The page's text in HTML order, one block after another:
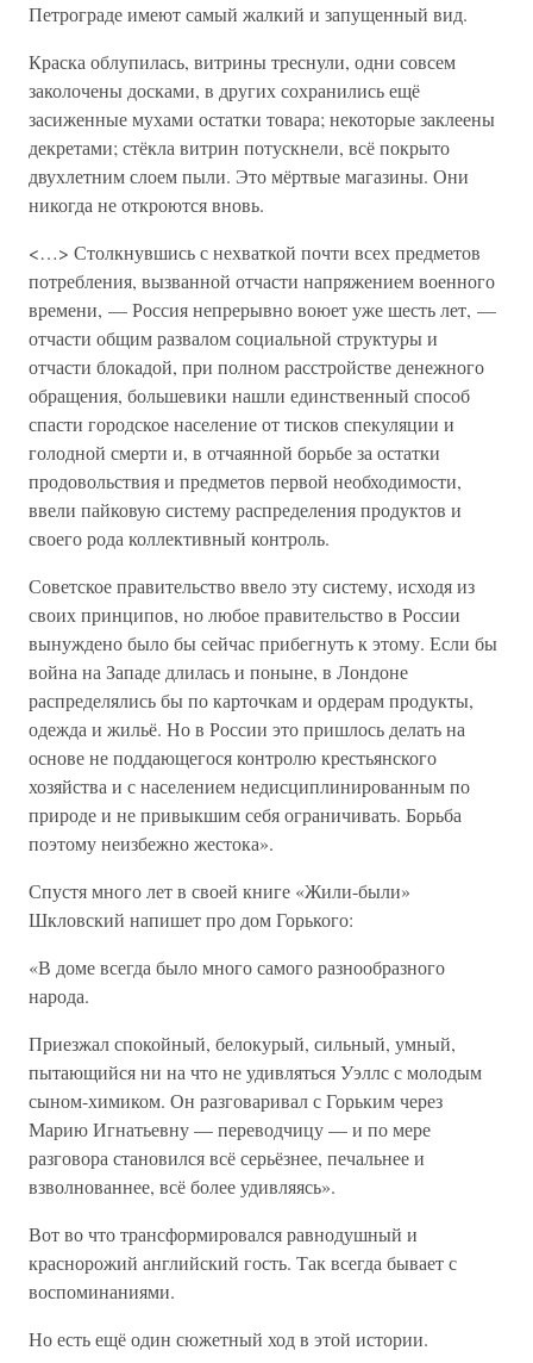
Петрограде имеют самый жалкий и запущенный вид.
Краска облупилась, витрины треснули, одни совсем
заколочены досками, в других сохранились ещё
засиженные мухами остатки товара; некоторые заклеены
декретами; стёкла витрин потускнели, всё покрыто
двухлетним слоем пыли. Это мёртвые магазины. Они
никогда не откроются вновь.
<…> Столкнувшись с нехваткой почти всех предметов
потребления, вызванной отчасти напряжением военного
времени, — Россия непрерывно воюет уже шесть лет, —
отчасти общим развалом социальной структуры и
отчасти блокадой, при полном расстройстве денежного
обращения, большевики нашли единственный способ
спасти городское население от тисков спекуляции и
голодной смерти и, в отчаянной борьбе за остатки
продовольствия и предметов первой необходимости,
ввели пайковую систему распределения продуктов и
своего рода коллективный контроль.
Советское правительство ввело эту систему, исходя из
своих принципов, но любое правительство в России
вынуждено было бы сейчас прибегнуть к этому. Если бы
война на Западе длилась и поныне, в Лондоне
распределялись бы по карточкам и ордерам продукты,
одежда и жильё. Но в России это пришлось делать на
основе не поддающегося контролю крестьянского
хозяйства и с населением недисциплинированным по
природе и не привыкшим себя ограничивать. Борьба
поэтому неизбежно жестока».
Спустя много лет в своей книге «Жили-были»
Шкловский напишет про дом Горького:
«В доме всегда было много самого разнообразного
народа.
Приезжал спокойный, белокурый, сильный, умный,
пытающийся ни на что не удивляться Уэллс с молодым
сыном-химиком. Он разговаривал с Горьким через
Марию Игнатьевну — переводчицу — и по мере
разговора становился всё серьёзнее, печальнее и
взволнованнее, всё более удивляясь».
Вот во что трансформировался равнодушный и
краснорожий английский гость. Так всегда бывает с
воспоминаниями.
Но есть ещё один сюжетный ход в этой истории.